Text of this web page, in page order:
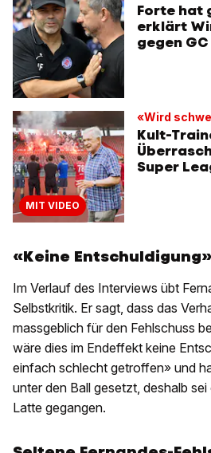
Forte hat
erklärt
gegen GC
MIT VIDEO
«Wird
Kult-
Super
«Keine Entschuldigung»
Im Verlauf des Interviews übt
Selbstkritik. Er sagt, dass das
massgeblich für den Fehlschuss
wäre dies im Endeffekt keine
einfach schlecht getroffen» und
unter den Ball gesetzt, deshalb
Latte gegangen.